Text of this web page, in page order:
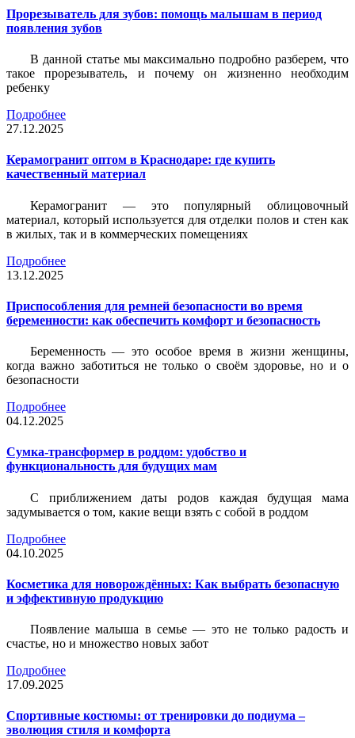
Прорезыватель для зубов: помощь малышам в период
появления зубов
В данной статье мы максимально подробно разберем, что
такое прорезыватель, и почему он жизненно необходим
ребенку
Подробнее
27.12.2025
Керамогранит оптом в Краснодаре: где купить
качественный материал
Керамогранит — это популярный облицовочный
материал, который используется для отделки полов и стен как
в жилых, так и в коммерческих помещениях
Подробнее
13.12.2025
Приспособления для ремней безопасности во время
беременности: как обеспечить комфорт и безопасность
Беременность — это особое время в жизни женщины,
когда важно заботиться не только о своём здоровье, но и о
безопасности
Подробнее
04.12.2025
Сумка-трансформер в роддом: удобство и
функциональность для будущих мам
С приближением даты родов каждая будущая мама
задумывается о том, какие вещи взять с собой в роддом
Подробнее
04.10.2025
Косметика для новорождённых: Как выбрать безопасную
и эффективную продукцию
Появление малыша в семье — это не только радость и
счастье, но и множество новых забот
Подробнее
17.09.2025
Спортивные костюмы: от тренировки до подиума –
эволюция стиля и комфорта